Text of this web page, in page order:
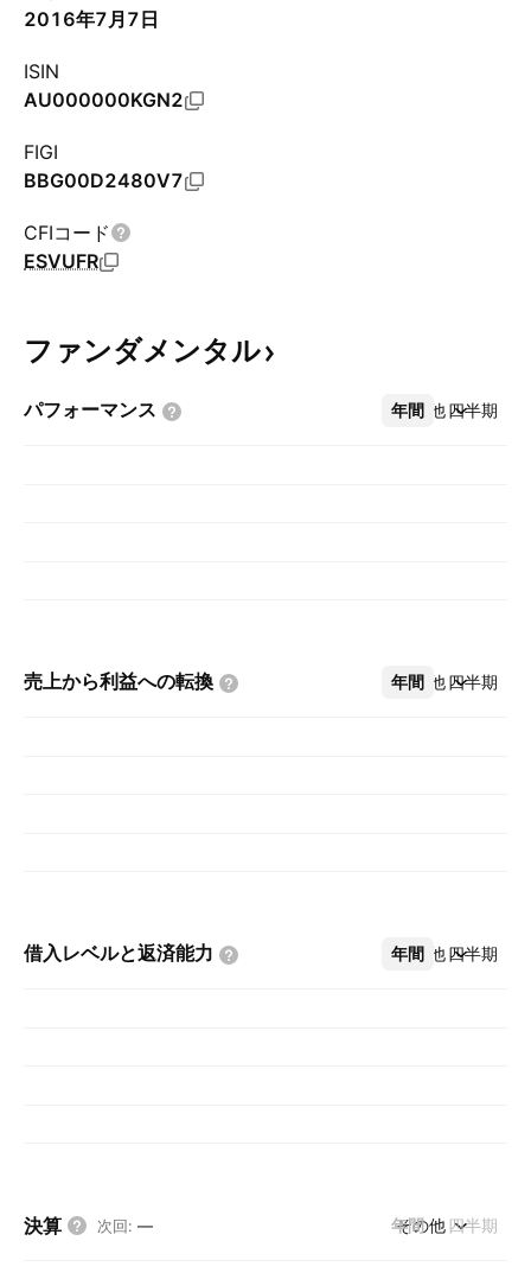
2016年7月7日
ISIN
AU000000KGN2
FIGI
BBG00D2480V7
CFIコード
ESVUFR
ファンダメンタル
パフォーマンス 年間 四半期
その他
売上から利益への転換 年間 四半期
その他
借入レベルと返済能力 年間 四半期
その他
決算 次回: — 年間 四半期
その他